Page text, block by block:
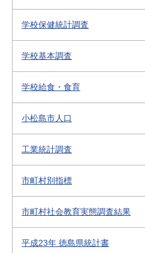
学校保健統計調査
学校基本調査
学校給食・食育
小松島市人口
工業統計調査
市町村別指標
市町村社会教育実態調査結果
平成23年 徳島県統計書